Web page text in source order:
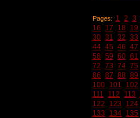
Pages: 1 2 3
16
17 18 19
30 31 32 33
44 45 46 47
58 59 60 61
72 73 74 75
86 87 88 89
100 101 102
111
112 113
122
123 124
133
134 135